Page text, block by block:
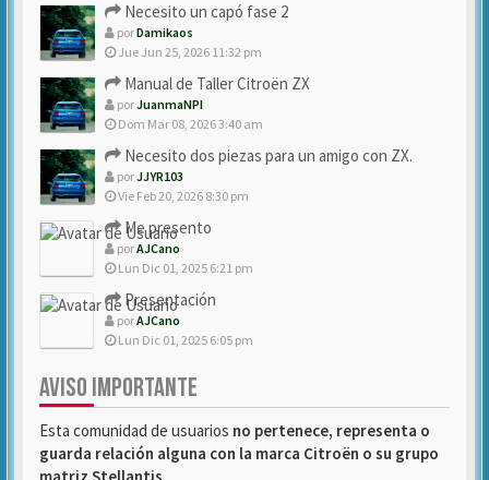
Necesito un capó fase 2
porDamikaos
Jue Jun 25, 2026 11:32 pm
Manual de Taller Citroën ZX
porJuanmaNPI
Dom Mar 08, 2026 3:40 am
Necesito dos piezas para un amigo con ZX.
porJJYR103
Vie Feb 20, 2026 8:30 pm
Me presento
porAJCano
Lun Dic 01, 2025 6:21 pm
Presentación
porAJCano
Lun Dic 01, 2025 6:05 pm
AVISO IMPORTANTE
Esta comunidad de usuarios no pertenece, representa o
guarda relación alguna con la marca Citroën o su grupo